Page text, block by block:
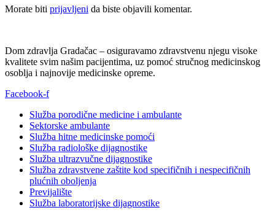
Morate biti prijavljeni da biste objavili komentar.
Dom zdravlja Gradačac – osiguravamo zdravstvenu njegu visoke
kvalitete svim našim pacijentima, uz pomoć stručnog medicinskog
osoblja i najnovije medicinske opreme.
Facebook-f
Služba porodične medicine i ambulante
Sektorske ambulante
Služba hitne medicinske pomoći
Služba radiološke dijagnostike
Služba ultrazvučne dijagnostike
Služba zdravstvene zaštite kod specifičnih i nespecifičnih
plućnih oboljenja
Previjalište
Služba laboratorijske dijagnostike